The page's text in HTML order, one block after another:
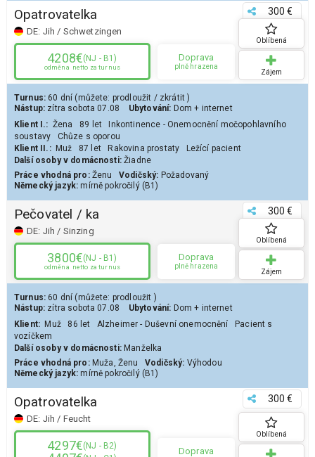
Opatrovatelka
DE: Jih / Schwetzingen
300 €
4208€(NJ - B1)
odměna netto za turnus
Doprava
plně hrazena
Oblíbená
Zájem
Turnus: 60 dní (můžete: prodloužit / zkrátit)
Nástup: zítra sobota 07.08 Ubytování: Dom + internet
KlientI.: Žena 89 let
Inkontinence - Onemocnění močopohlavního
soustavy
Chůze s oporou
Klient II.: Muž 87 let Rakovina prostaty
Ležící pacient
Další osoby v domácnosti: Žiadne
Práce vhodná pro:Ženu Vodičský: Požadovaný
Německý jazyk: mírně pokročilý (B1)
Pečovatel / ka
DE: Jih / Sinzing
300 €
3800€(NJ - B1)
odměna netto za turnus
Doprava
plně hrazena
Oblíbená
Zájem
Turnus: 60 dní (můžete: prodloužit )
Nástup: zítra sobota 07.08 Ubytování: Dom + internet
Klient: Muž 86 let Alzheimer - Duševní onemocnění
Pacient s
vozíčkem
Další osoby v domácnosti: Manželka
Práce vhodná pro:Muža, Ženu Vodičský: Výhodou
Německý jazyk: mírně pokročilý (B1)
Opatrovatelka
DE: Jih / Feucht
300 €
4297€(NJ - B2) Doprava
Oblíbená